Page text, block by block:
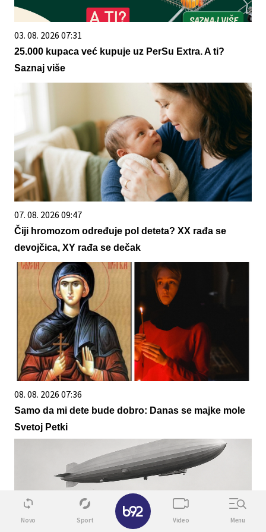
03. 08. 2026 07:31
25.000 kupaca već kupuje uz PerSu Extra. A ti?
Saznaj više
07. 08. 2026 09:47
Čiji hromozom određuje pol deteta? XX rađa se
devojčica, XY rađa se dečak
08. 08. 2026 07:36
Samo da mi dete bude dobro: Danas se majke mole
Svetoj Petki
Novo Sport Video Menu
✕